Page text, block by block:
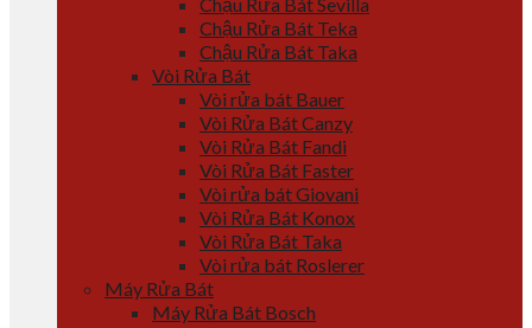
Chậu Rửa Bát Teka
Chậu Rửa Bát Taka
Vòi Rửa Bát
Vòi rửa bát Bauer
Vòi Rửa Bát Canzy
Vòi Rửa Bát Fandi
Vòi Rửa Bát Faster
Vòi rửa bát Giovani
Vòi Rửa Bát Konox
Vòi Rửa Bát Taka
Vòi rửa bát Roslerer
Máy Rửa Bát
Máy Rửa Bát Bosch